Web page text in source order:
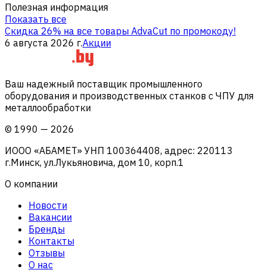
Полезная информация
Показать все
Скидка 26% на все товары AdvaCut по промокоду!
6 августа 2026 г.Акции
Ваш надежный поставщик промышленного
оборудования и производственных станков с ЧПУ для
металлообработки
© 1990 — 2026
ИООО «АБАМЕТ» УНП 100364408, адрес: 220113
г.Минск, ул.Лукьяновича, дом 10, корп.1
О компании
Новости
Вакансии
Бренды
Контакты
Отзывы
О нас